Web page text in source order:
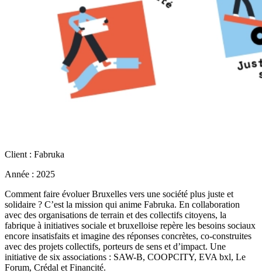
Client : Fabruka
Année : 2025
Comment faire évoluer Bruxelles vers une société plus juste et
solidaire ? C’est la mission qui anime Fabruka. En collaboration
avec des organisations de terrain et des collectifs citoyens, la
fabrique à initiatives sociale et bruxelloise repère les besoins sociaux
encore insatisfaits et imagine des réponses concrètes, co-construites
avec des projets collectifs, porteurs de sens et d’impact. Une
initiative de six associations : SAW-B, COOPCITY, EVA bxl, Le
Forum, Crédal et Financité.